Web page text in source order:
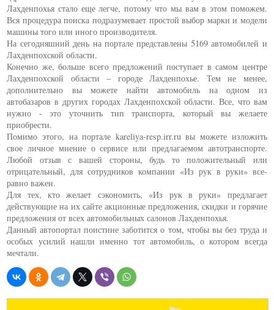
Лахденпохья стало еще легче, потому что мы вам в этом поможем.
Вся процедура поиска подразумевает простой выбор марки и модели
машины того или иного производителя.
На сегодняшний день на портале представлены 5169 автомобилей и
Лахденпохской области.
Конечно же, больше всего предложений поступает в самом центре
Лахденпохской области – городе Лахденпохье. Тем не менее,
дополнительно вы можете найти автомобиль на одном из
автобазаров в других городах Лахденпохской области. Все, что вам
нужно - это уточнить тип транспорта, который вы желаете
приобрести.
Помимо этого, на портале kareliya-resp.irr.ru вы можете изложить
свое личное мнение о сервисе или предлагаемом автотранспорте.
Любой отзыв с вашей стороны, будь то положительный или
отрицательный, для сотрудников компании «Из рук в руки» все-
равно важен.
Для тех, кто желает сэкономить, «Из рук в руки» предлагает
действующие на их сайте акционные предложения, скидки и горячие
предложения от всех автомобильных салонов Лахденпохья.
Данный автопортал поистине заботится о том, чтобы вы без труда и
особых усилий нашли именно тот автомобиль, о котором всегда
мечтали.